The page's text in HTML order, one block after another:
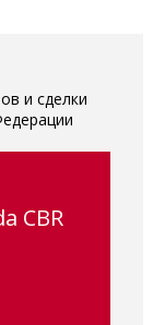
и сделки
CBR